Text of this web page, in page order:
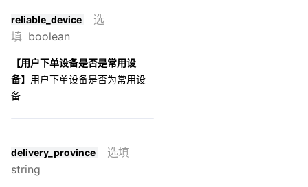
reliable_device
选
填 boolean
【用户下单设备是否是常用设
备】 用户下单设备是否为常用设
备
delivery_province
选填
string